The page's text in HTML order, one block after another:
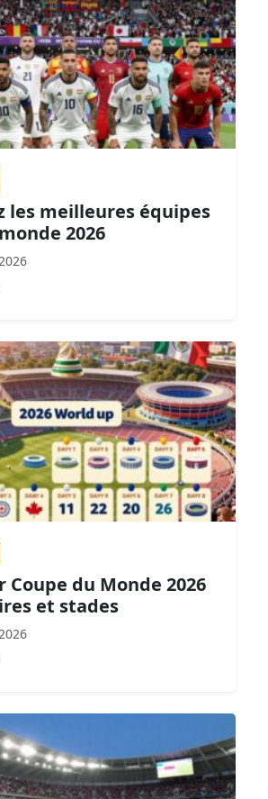
les meilleures équipes
2026
Coupe du Monde 2026
et stades